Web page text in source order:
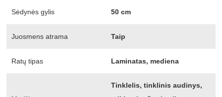
Sėdynės gylis 50 cm
Juosmens atrama Taip
Ratų tipas Laminatas, mediena
Tinklelis, tinklinis audinys,